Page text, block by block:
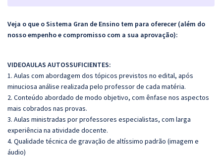
Veja o que o Sistema Gran de Ensino tem para oferecer (além do
nosso empenho e compromisso com a sua aprovação):
VIDEOAULAS AUTOSSUFICIENTES:
1. Aulas com abordagem dos tópicos previstos no edital, após
minuciosa análise realizada pelo professor de cada matéria.
2. Conteúdo abordado de modo objetivo, com ênfase nos aspectos
mais cobrados nas provas.
3. Aulas ministradas por professores especialistas, com larga
experiência na atividade docente.
4. Qualidade técnica de gravação de altíssimo padrão (imagem e
áudio)